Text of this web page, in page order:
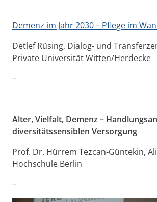
Demenz im Jahr 2030 – Pflege im
Detlef Rüsing, Dialog- und
Private Universität Witten/Herdecke
–
Alter, Vielfalt, Demenz –
diversitätssensiblen Versorgung
Prof. Dr. Hürrem Tezcan-Güntekin,
Hochschule Berlin
–